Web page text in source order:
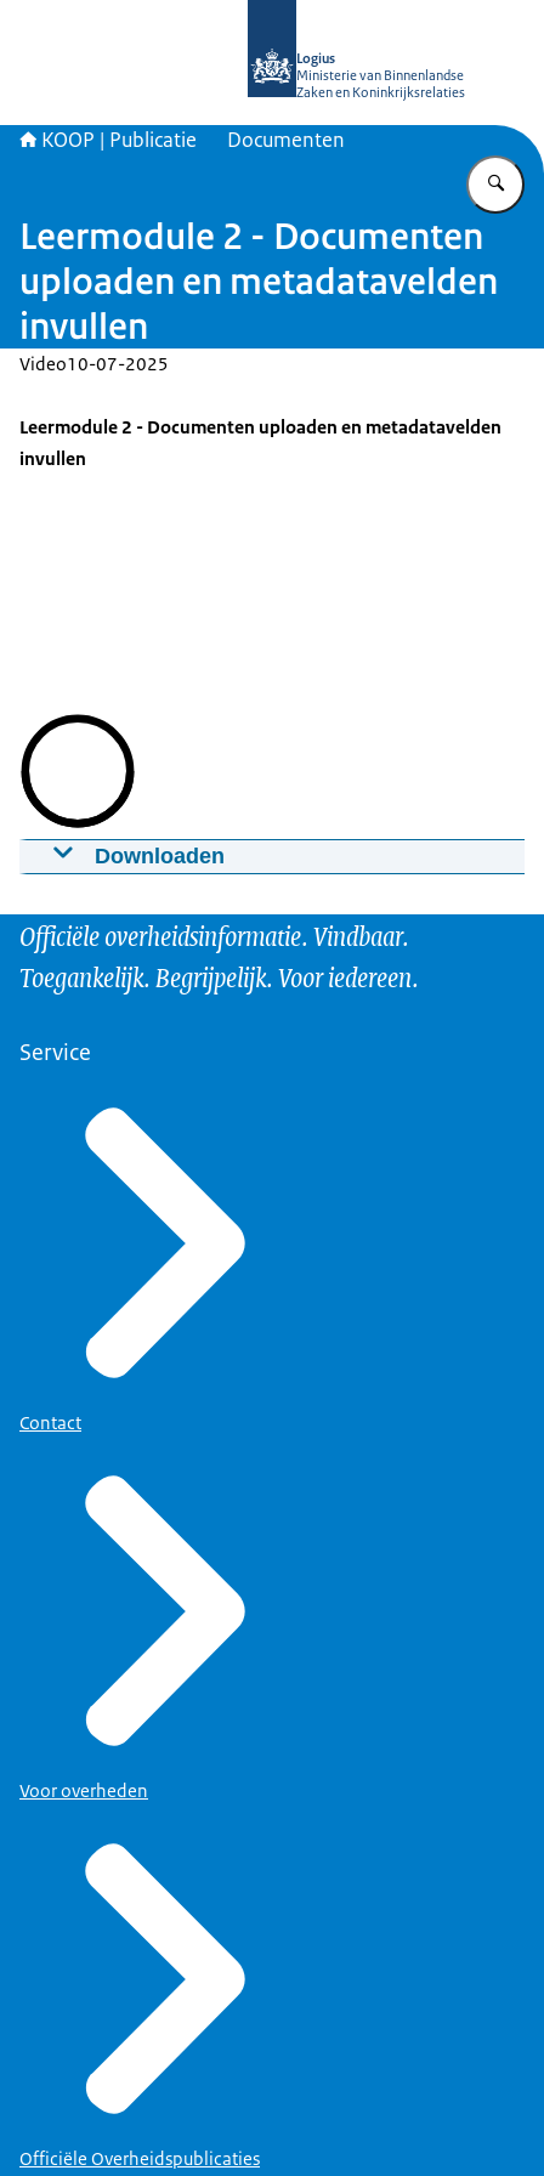
Logius
Ministerie van Binnenlandse
Zaken en Koninkrijksrelaties
KOOP | Publicatie Documenten
Leermodule 2 - Documenten
uploaden en metadatavelden
invullen
Video10-07-2025
Leermodule 2 - Documenten uploaden en metadatavelden
invullen
Downloaden
metadatavelden invullen
10-07-2025 00:07:13 mp4 36,5 MB
Download
Officiële overheidsinformatie. Vindbaar.
Toegankelijk. Begrijpelijk. Voor iedereen.
Service
Contact
Voor overheden
Officiële Overheidspublicaties